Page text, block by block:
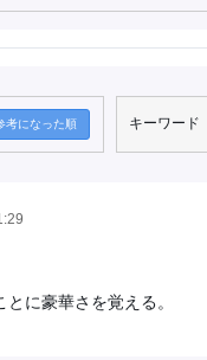
考になった順 キーワード
に豪華さを覚える。